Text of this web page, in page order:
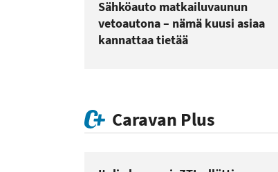
Sähköauto matkailuvaunun
vetoautona – nämä kuusi asiaa
kannattaa tietää
Caravan Plus